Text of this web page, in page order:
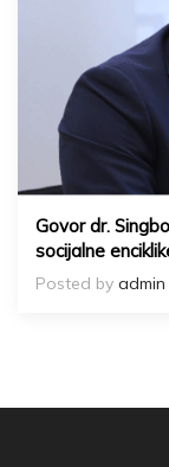
Govor dr.
socijalne
Posted by admin